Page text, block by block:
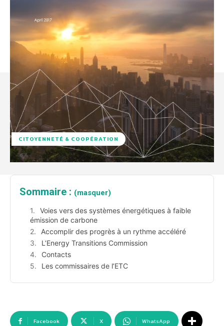
CITOYENNETÉ & COOPÉRATION
Sommaire : (masquer)
Voies vers des systèmes énergétiques à faible
émission de carbone
Accomplir des progrès à un rythme accéléré
L’Energy Transitions Commission
Contacts
Les commissaires de l’ETC
Facebook X WhatsApp